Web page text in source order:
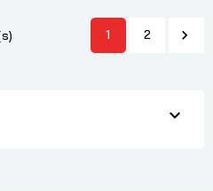
1 2 
